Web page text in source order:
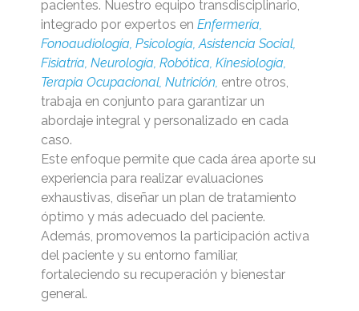
pacientes. Nuestro equipo transdisciplinario,
integrado por expertos enEnfermería,
Fonoaudiología, Psicología, Asistencia Social,
Fisiatría, Neurología, Robótica, Kinesiología,
Terapia Ocupacional, Nutrición, entre otros,
trabaja en conjunto para garantizar un
abordaje integral y personalizado en cada
caso.
Este enfoque permite que cada área aporte su
experiencia para realizar evaluaciones
exhaustivas, diseñar un plan de tratamiento
óptimo y más adecuado del paciente.
Además, promovemos la participación activa
del paciente y su entorno familiar,
fortaleciendo su recuperación y bienestar
general.